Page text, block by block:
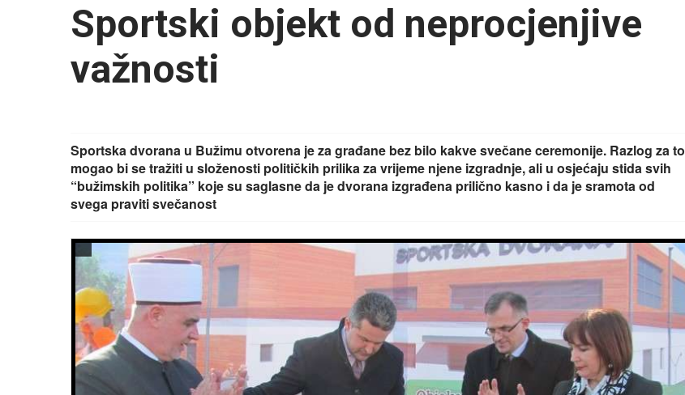
Sportski objekt od neprocjenjive
važnosti
Sportska dvorana u Bužimu otvorena je za građane bez bilo kakve svečane ceremonije. Razlog za to
mogao bi se tražiti u složenosti političkih prilika za vrijeme njene izgradnje, ali u osjećaju stida svih
“bužimskih politika” koje su saglasne da je dvorana izgrađena prilično kasno i da je sramota od
svega praviti svečanost